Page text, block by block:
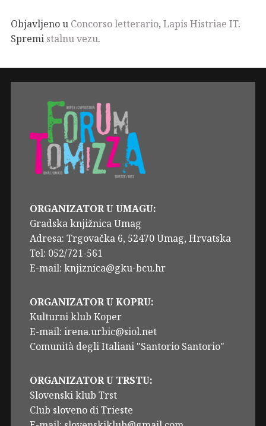
Objavljeno u Concorso letterario, Lapis Histriae IT.
Spremi stalnu vezu.
ORGANIZATOR U UMAGU:
Gradska knjižnica Umag
Adresa: Trgovačka 6, 52470 Umag, Hrvatska
Tel: 052/721-561
E-mail: knjiznica@gku-bcu.hr
ORGANIZATOR U KOPRU:
Kulturni klub Koper
E-mail: irena.urbic@siol.net
Comunità degli Italiani "Santorio Santorio"
ORGANIZATOR U TRSTU:
Slovenski klub Trst
Club sloveno di Trieste